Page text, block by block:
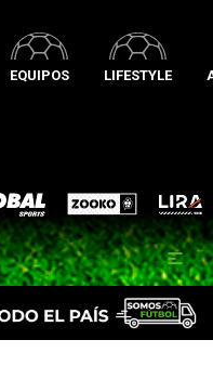
EQUIPOS LIFESTYLE
Sports Zooko Lira
